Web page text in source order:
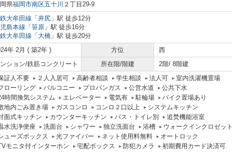
県福岡市南区五十川 ２丁目29-9
大牟田線 「 井尻 」駅 徒歩12分
島本線 「 笹原 」駅 徒歩16分
大牟田線 「 大橋 」駅 徒歩20分
年 2月 ( 築2年 ) 方位
西
ション/鉄筋コンクリート 所在階/階建 2階/ 8階建
証人不要 ２人入居可 高齢者相談 学生相談 法人可
室内洗濯機置場
ローリング
バルコニー プロパンガス 公営水道
公共下水
時間換気システム
エレベーター 電気有 駐輪場
バイク置場あり
地内ごみ置き場
ガスコンロ コンロ２口以上
システムキッチン
面式キッチン
カウンターキッチン バス・トイレ別
追焚機能浴室
水洗浄便座
洗面台 シャワー 独立洗面台 浴槽
ウォークインクロゼット
ューズボックス
光ファイバー ネット使用料無料
オートロック
モニタ付インターホン
宅配ボックス 防犯カメラ 初期費用カード決済可